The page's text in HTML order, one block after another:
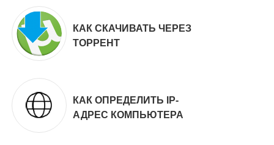
КАК СКАЧИВАТЬ ЧЕРЕЗ
ТОРРЕНТ
КАК ОПРЕДЕЛИТЬ IP-
АДРЕС КОМПЬЮТЕРА